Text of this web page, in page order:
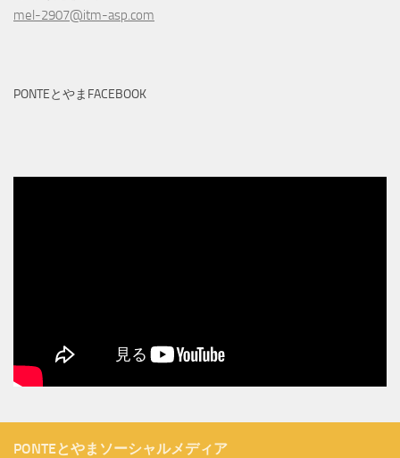
mel-2907@itm-asp.com
PONTEとやまFACEBOOK
PONTEとやまソーシャルメディア